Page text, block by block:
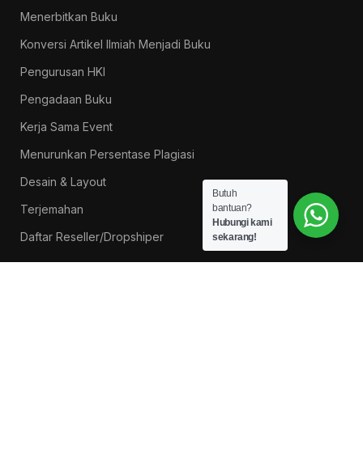
Menerbitkan Buku
Konversi Artikel Ilmiah Menjadi Buku
Pengurusan HKI
Pengadaan Buku
Kerja Sama Event
Menurunkan Persentase Plagiasi
Desain & Layout
Terjemahan
Daftar Reseller/Dropshiper
Butuh
bantuan?
Hubungi kami
sekarang!